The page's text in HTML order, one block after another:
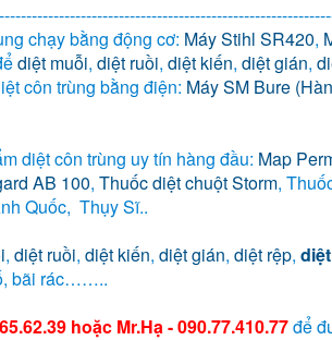
chạy bằng động cơ: Máy Stihl SR420,
diệt muỗi, diệt ruồi, diệt kiến, diệt gián,
côn trùng bằng điện: Máy SM Bure
diệt côn trùng uy tín hàng đầu: Map
AB 100, Thuốc diệt chuột Storm,
Quốc, Thụy Sĩ..
, diệt ruồi, diệt kiến, diệt gián, diệt rệp,
bãi rác……..
hoặc Mr.Hạ - 090.77.410.77để